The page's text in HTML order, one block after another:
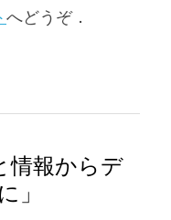
へどうぞ．
情報からデ
」